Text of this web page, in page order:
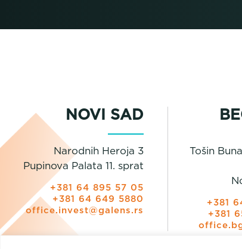
NOVI SAD
Narodnih Heroja 3
Pupinova Palata 11. sprat
+381 64 895 57 05
+381 64 649 5880
office.invest@galens.rs
Tošin
+381
+381